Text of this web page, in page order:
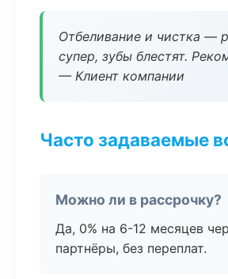
Отбеливание и чистка —
супер, зубы блестят.
— Клиент компании
Часто задаваемые
Можно ли в рассрочку?
Да, 0% на 6-12 месяцев
партнёры, без переплат.